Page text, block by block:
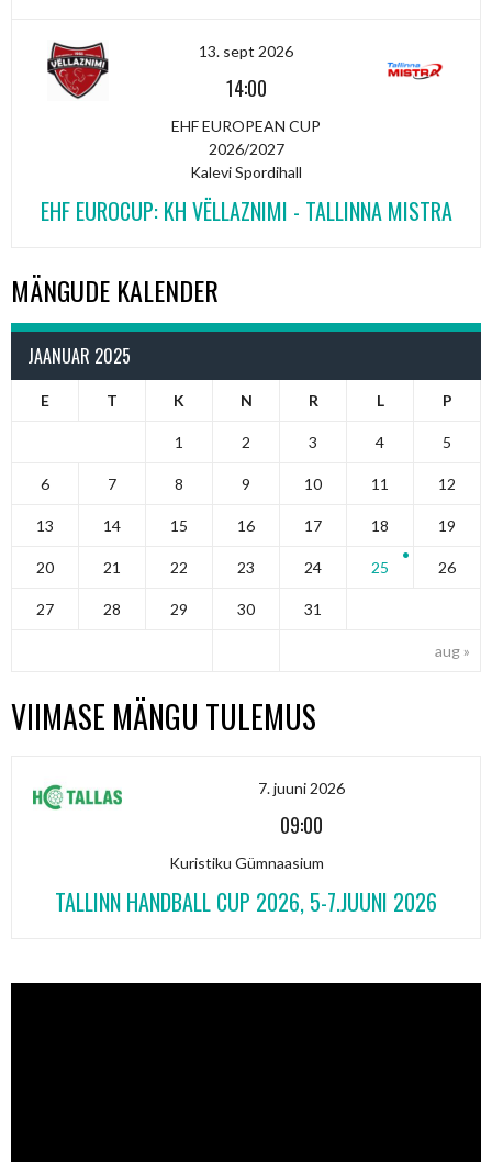
13. sept 2026
14:00
EHF EUROPEAN CUP
2026/2027
Kalevi Spordihall
EHF EUROCUP: KH VËLLAZNIMI - TALLINNA MISTRA
MÄNGUDE KALENDER
JAANUAR 2025
E T K N R L P
aug »
1 2 3 4 5
6 7 8 9 10 11 12
13 14 15 16 17 18 19
20 21 22 23 24 25 26
27 28 29 30 31
VIIMASE MÄNGU TULEMUS
7. juuni 2026
09:00
Kuristiku Gümnaasium
TALLINN HANDBALL CUP 2026, 5-7.JUUNI 2026